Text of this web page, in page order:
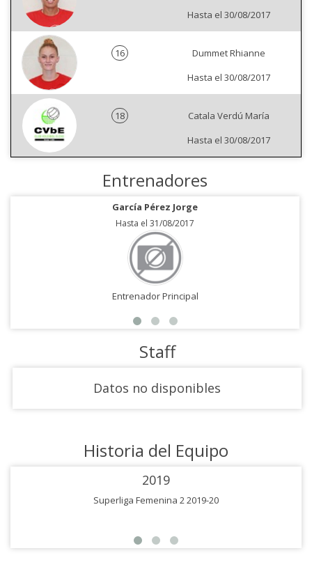
Hasta el 30/08/2017
16
Dummet Rhianne
Hasta el 30/08/2017
18
Catala Verdú María
Hasta el 30/08/2017
Entrenadores
García Pérez Jorge
Hasta el 31/08/2017
Entrenador Principal
Staff
Datos no disponibles
Historia del Equipo
2019
Superliga Femenina 2 2019-20